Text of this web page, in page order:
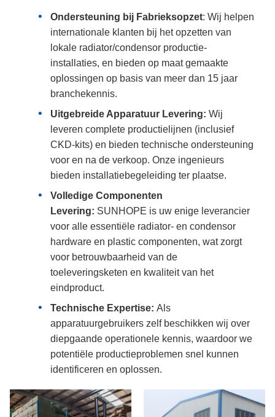
Ondersteuning bij Fabrieksopzet: Wij helpen
internationale klanten bij het opzetten van
lokale radiator/condensor productie-
installaties, en bieden op maat gemaakte
oplossingen op basis van meer dan 15 jaar
branchekennis.
Uitgebreide Apparatuur Levering: Wij
leveren complete productielijnen (inclusief
CKD-kits) en bieden technische ondersteuning
voor en na de verkoop. Onze ingenieurs
bieden installatiebegeleiding ter plaatse.
Volledige Componenten
Levering: SUNHOPE is uw enige leverancier
voor alle essentiële radiator- en condensor
hardware en plastic componenten, wat zorgt
voor betrouwbaarheid van de
toeleveringsketen en kwaliteit van het
eindproduct.
Technische Expertise: Als
apparatuurgebruikers zelf beschikken wij over
diepgaande operationele kennis, waardoor we
potentiële productieproblemen snel kunnen
identificeren en oplossen.